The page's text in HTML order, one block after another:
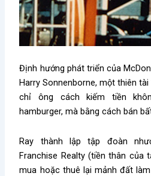
Định hướng phát triển của
Harry Sonnenborne, một thiên
chỉ ông cách kiếm tiền
hamburger, mà bằng cách bán
Ray thành lập tập đoàn
Franchise Realty (tiền thân của
mua hoặc thuê lại mảnh đất